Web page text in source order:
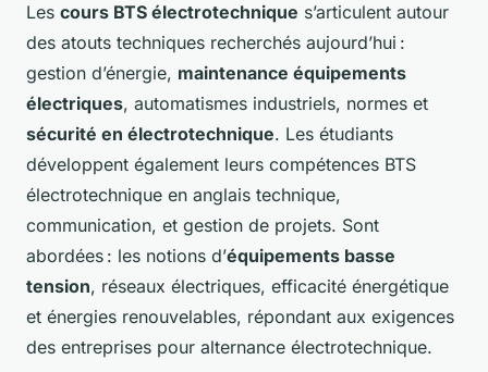
Les cours BTS électrotechnique s’articulent autour
des atouts techniques recherchés aujourd’hui :
gestion d’énergie, maintenance équipements
électriques, automatismes industriels, normes et
sécurité en électrotechnique. Les étudiants
développent également leurs compétences BTS
électrotechnique en anglais technique,
communication, et gestion de projets. Sont
abordées : les notions d’équipements basse
tension, réseaux électriques, efficacité énergétique
et énergies renouvelables, répondant aux exigences
des entreprises pour alternance électrotechnique.